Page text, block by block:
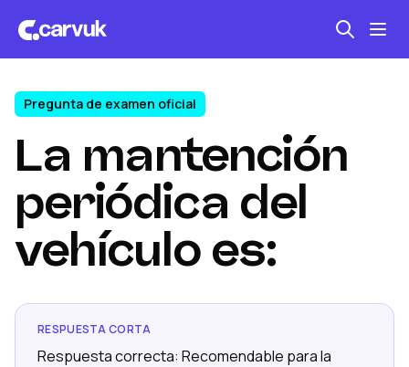
Seguro automotriz
Mantención kilometraje
Revisión técnica
Pregunta de examen oficial
La mantención
periódica del
vehículo es:
RESPUESTA CORTA
Respuesta correcta: Recomendable para la